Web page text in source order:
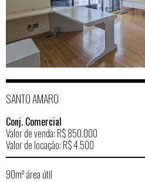
SANTO AMARO
Conj. Comercial
Valor de venda: R$ 850.000
Valor de locação: R$ 4.500
90m² área útil